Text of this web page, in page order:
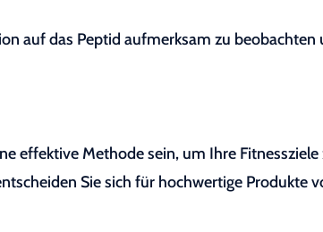
auf das Peptid aufmerksam zu beobachten
effektive Methode sein, um Ihre
Sie sich für hochwertige Produkte